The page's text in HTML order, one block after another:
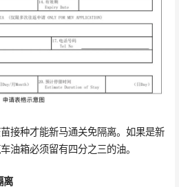
接种才能新马通关免隔离。如果是新
油箱必须留有四分之三的油。
离